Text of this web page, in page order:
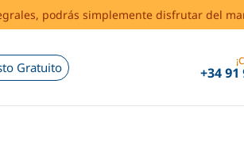
podrás simplemente disfrutar del
Gratuito +34 91